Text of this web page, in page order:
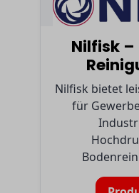
Nilfisk –
Nilfisk bietet
für